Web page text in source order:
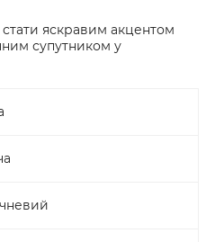
яскравим акцентом
супутником у